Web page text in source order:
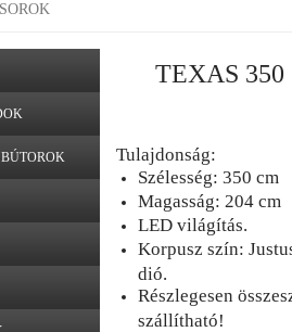
TEXAS
Tulajdonság:
Szélesség: 350 cm
Magasság: 204 cm
LED világítás.
Korpusz szín:
dió.
Részlegesen
szállítható!